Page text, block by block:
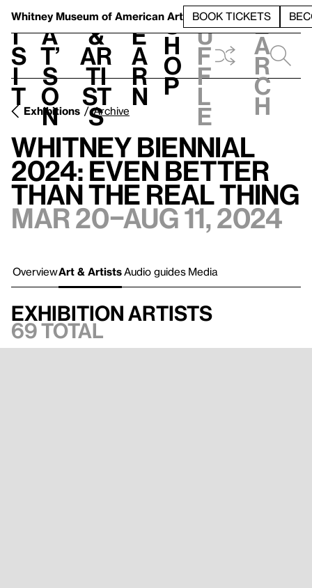
Whitney Museum of American Art BOOK TICKETS
V
i
s
i
t
h
a
t’
s
o
n
t
&
Ar
ti
st
s
L
e
a
r
n
S
h
o
p
h
u
f
f
l
e
e
a
r
c
h
Exhibitions Archive
Whitney Biennial
2024: Even Better
Than the Real Thing
Mar 20–Aug 11, 2024
OverviewArt & Artists Audio guides Media
Exhibition artists
69 total